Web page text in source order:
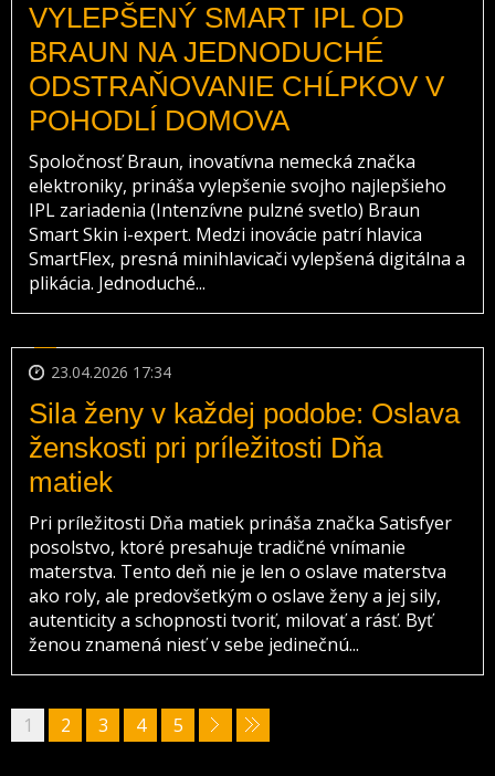
VYLEPŠENÝ SMART IPL OD
BRAUN NA JEDNODUCHÉ
ODSTRAŇOVANIE CHĹPKOV V
POHODLÍ DOMOVA
Spoločnosť Braun, inovatívna nemecká značka
elektroniky, prináša vylepšenie svojho najlepšieho
IPL zariadenia (Intenzívne pulzné svetlo) Braun
Smart Skin i-expert. Medzi inovácie patrí hlavica
SmartFlex, presná minihlavicači vylepšená digitálna a
plikácia. Jednoduché...
23.04.2026 17:34
Sila ženy v každej podobe: Oslava
ženskosti pri príležitosti Dňa
matiek
Pri príležitosti Dňa matiek prináša značka Satisfyer
posolstvo, ktoré presahuje tradičné vnímanie
materstva. Tento deň nie je len o oslave materstva
ako roly, ale predovšetkým o oslave ženy a jej sily,
autenticity a schopnosti tvoriť, milovať a rásť. Byť
ženou znamená niesť v sebe jedinečnú...
1 2 3 4 5